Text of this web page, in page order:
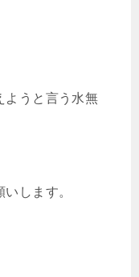
ようと言う水無
します。